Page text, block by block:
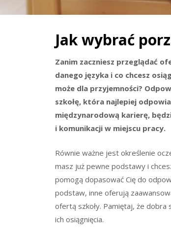
Jak wybrać
Zanim zaczniesz przeglądać
danego języka i co chcesz
może dla przyjemności?
szkołę, która najlepiej
międzynarodową karierę,
i komunikacji w miejscu pracy.
Równie ważne jest określenie
masz już pewne podstawy i
pomogą dopasować Cię do
podstaw, inne oferują
ofertą szkoły. Pamiętaj, że dobra
ich osiągnięcia.